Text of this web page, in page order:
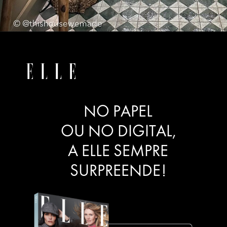
NO PAPEL
OU NO DIGITAL,
A ELLE SEMPRE
SURPREENDE!